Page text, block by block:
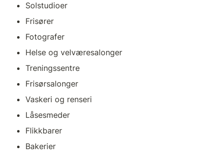
Solstudioer
Frisører
Fotografer
Helse og velværesalonger
Treningssentre
Frisørsalonger
Vaskeri og renseri
Låsesmeder
Flikkbarer
Bakerier